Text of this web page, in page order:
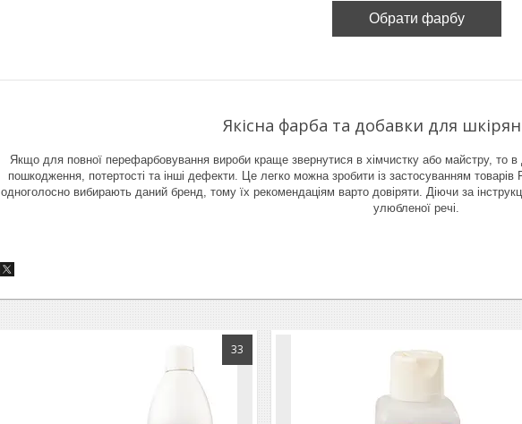
Обрати фарбу
Якісна фарба та добавки для
Якщо для повної перефарбовування вироби краще звернутися в хімчистку або майстру, то
пошкодження, потертості та інші дефекти. Це легко можна зробити із застосуванням
одноголосно вибирають даний бренд, тому їх рекомендаціям варто довіряти. Діючи за
улюбленої речі.
33